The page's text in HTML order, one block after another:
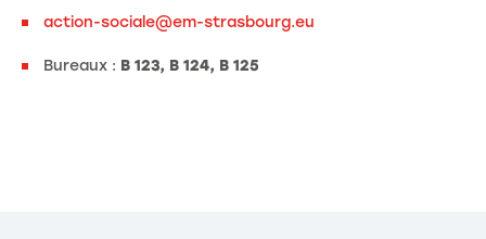
action-sociale@em-strasbourg.eu
Bureaux : B 123, B 124, B 125